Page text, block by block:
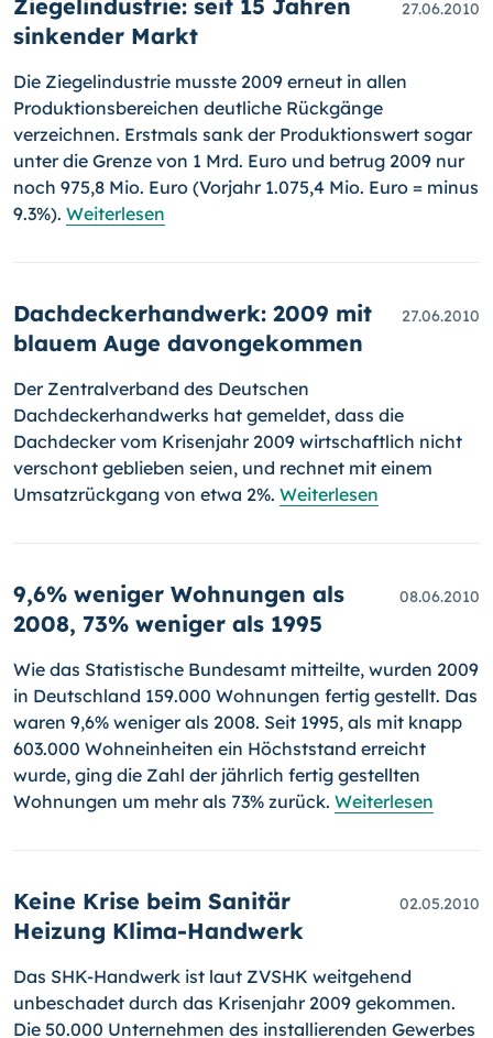
Ziegelindustrie: seit 15 Jahren
sinkender Markt
27.06.2010
Die Ziegelindustrie musste 2009 erneut in allen
Produktionsbereichen deutliche Rückgänge
verzeichnen. Erstmals sank der Produktionswert sogar
unter die Grenze von 1 Mrd. Euro und betrug 2009 nur
noch 975,8 Mio. Euro (Vorjahr 1.075,4 Mio. Euro = minus
9.3%). Weiterlesen
Dachdeckerhandwerk: 2009 mit
blauem Auge davongekommen
27.06.2010
Der Zentralverband des Deutschen
Dachdeckerhandwerks hat ge­mel­det, dass die
Dachdecker vom Krisenjahr 2009 wirtschaftlich nicht
ver­schont geblieben seien, und rechnet mit einem
Umsatzrückgang von etwa 2%. Weiterlesen
9,6% weniger Wohnungen als
2008, 73% weniger als 1995
08.06.2010
Wie das Statistische Bundesamt mitteilte, wurden 2009
in Deutsch­land 159.000 Wohnungen fertig gestellt. Das
waren 9,6% weniger als 2008. Seit 1995, als mit knapp
603.000 Wohneinheiten ein Höchststand er­reicht
wurde, ging die Zahl der jährlich fertig gestellten
Wohnungen um mehr als 73% zurück. Weiterlesen
Keine Krise beim Sanitär
Heizung Klima-Handwerk
02.05.2010
Das SHK-Handwerk ist laut ZVSHK weitgehend
unbeschadet durch das Krisenjahr 2009 gekommen.
Die 50.000 Unternehmen des installierenden Gewerbes